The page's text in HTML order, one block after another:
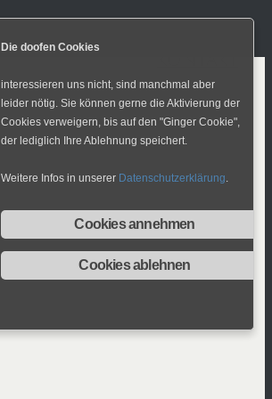
Die doofen Cookies
interessieren uns nicht, sind manchmal aber
leider nötig. Sie können gerne die Aktivierung der
Cookies verweigern, bis auf den "Ginger Cookie",
der lediglich Ihre Ablehnung speichert.
Weitere Infos in unserer Datenschutzerklärung.
Cookies annehmen
Cookies ablehnen